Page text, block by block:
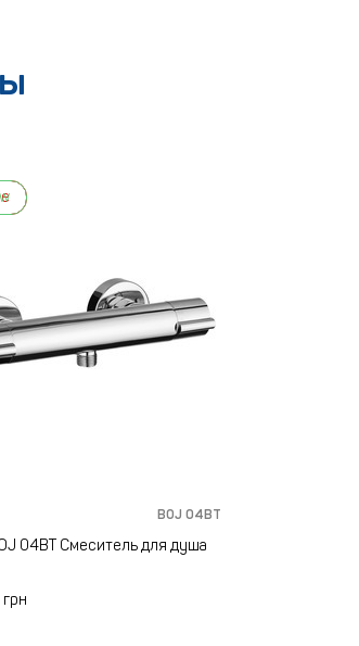
BOJ 04BT
04BT Смеситель для душа
грн